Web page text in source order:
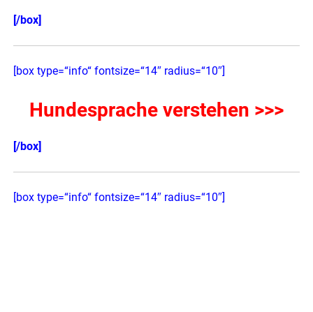
[/box]
[box type=“info“ fontsize=“14″ radius=“10″]
Hundesprache verstehen >>>
[/box]
[box type=“info“ fontsize=“14″ radius=“10″]